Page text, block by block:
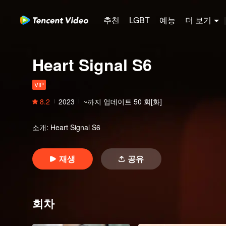
추천 LGBT 예능 더 보기 |
Heart Signal S6
VIP
8.2 2023 ~까지 업데이트 50 회[화]
소개: Heart Signal S6
재생 공유
회차